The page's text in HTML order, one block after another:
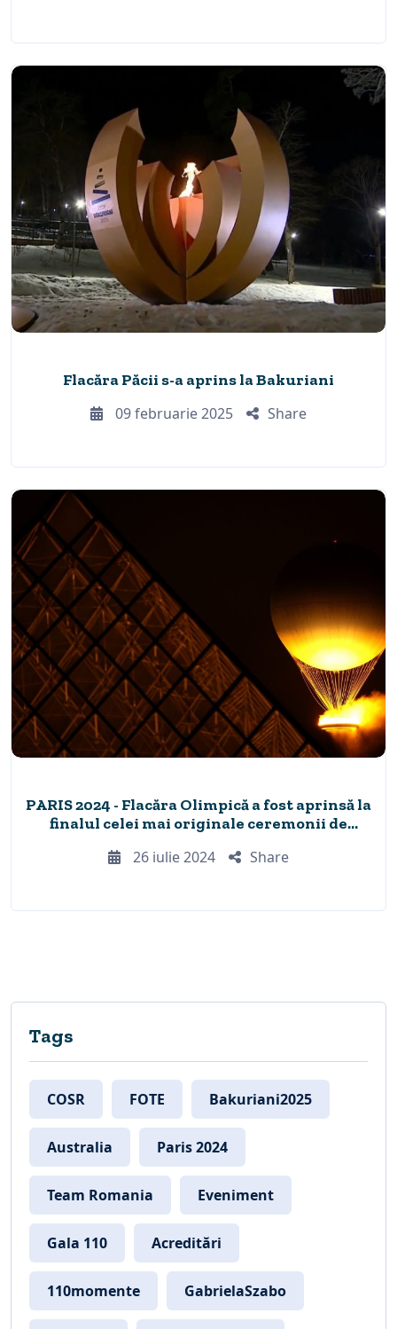
Flacăra Păcii s-a aprins la Bakuriani
09 februarie 2025
Share
PARIS 2024 - Flacăra Olimpică a fost aprinsă la
finalul celei mai originale ceremonii de
26 iulie 2024 Share
Tags
COSR FOTE Bakuriani2025
Australia Paris 2024
Team Romania Eveniment
Gala 110 Acreditări
110momente GabrielaSzabo